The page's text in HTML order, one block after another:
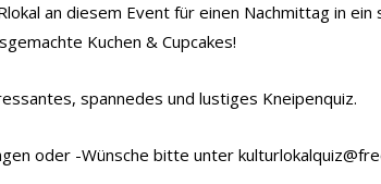
an diesem Event für einen Nachmittag in
Kuchen & Cupcakes!
spannedes und lustiges Kneipenquiz.
oder -Wünsche bitte unter